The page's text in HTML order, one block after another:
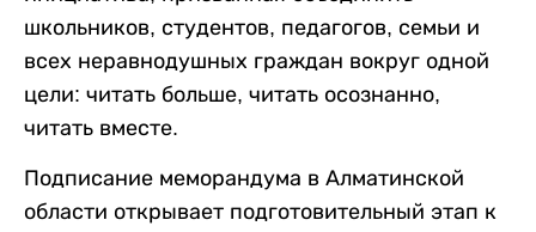
школьников, студентов, педагогов, семьи и
всех неравнодушных граждан вокруг одной
цели: читать больше, читать осознанно,
читать вместе.
Подписание меморандума в Алматинской
области открывает подготовительный этап к